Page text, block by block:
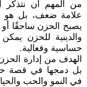
من المهم أن نتذكر
علامة ضعف، بل هو
يصبح الحزن ساحقًا أو
والدينية للحزن
حساسية وفعالية.
الهدف من إدارة
بل دمجها في قصة
في النمو والحب